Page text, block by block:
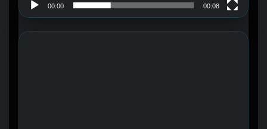
00:00 00:08
Trình chơi Video